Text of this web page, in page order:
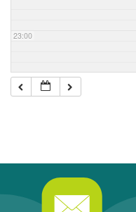
23:00